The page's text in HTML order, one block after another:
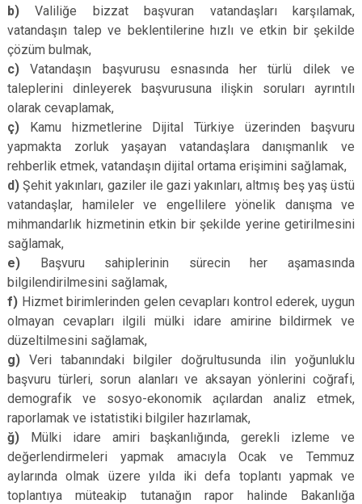
b) Valiliğe bizzat başvuran vatandaşları karşılamak,
vatandaşın talep ve beklentilerine hızlı ve etkin bir şekilde
çözüm bulmak,
c) Vatandaşın başvurusu esnasında her türlü dilek ve
taleplerini dinleyerek başvurusuna ilişkin soruları ayrıntılı
olarak cevaplamak,
ç) Kamu hizmetlerine Dijital Türkiye üzerinden başvuru
yapmakta zorluk yaşayan vatandaşlara danışmanlık ve
rehberlik etmek, vatandaşın dijital ortama erişimini sağlamak,
d) Şehit yakınları, gaziler ile gazi yakınları, altmış beş yaş üstü
vatandaşlar, hamileler ve engellilere yönelik danışma ve
mihmandarlık hizmetinin etkin bir şekilde yerine getirilmesini
sağlamak,
e) Başvuru sahiplerinin sürecin her aşamasında
bilgilendirilmesini sağlamak,
f) Hizmet birimlerinden gelen cevapları kontrol ederek, uygun
olmayan cevapları ilgili mülki idare amirine bildirmek ve
düzeltilmesini sağlamak,
g) Veri tabanındaki bilgiler doğrultusunda ilin yoğunluklu
başvuru türleri, sorun alanları ve aksayan yönlerini coğrafi,
demografik ve sosyo-ekonomik açılardan analiz etmek,
raporlamak ve istatistiki bilgiler hazırlamak,
ğ) Mülki idare amiri başkanlığında, gerekli izleme ve
değerlendirmeleri yapmak amacıyla Ocak ve Temmuz
aylarında olmak üzere yılda iki defa toplantı yapmak ve
toplantıya müteakip tutanağın rapor halinde Bakanlığa